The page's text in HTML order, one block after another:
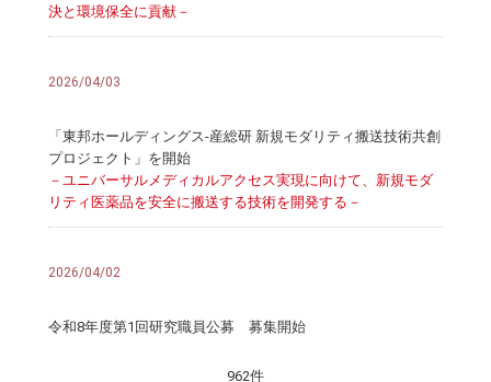
決と環境保全に貢献－
2026/04/03
「東邦ホールディングス-産総研 新規モダリティ搬送技術共創
プロジェクト」を開始
－ユニバーサルメディカルアクセス実現に向けて、新規モダ
リティ医薬品を安全に搬送する技術を開発する－
2026/04/02
令和8年度第1回研究職員公募 募集開始
962件